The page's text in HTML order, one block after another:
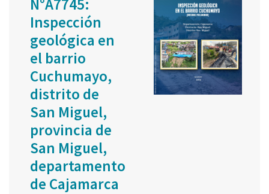
N°A7745:
Inspección
geológica en
el barrio
Cuchumayo,
distrito de
San Miguel,
provincia de
San Miguel,
departamento
de Cajamarca